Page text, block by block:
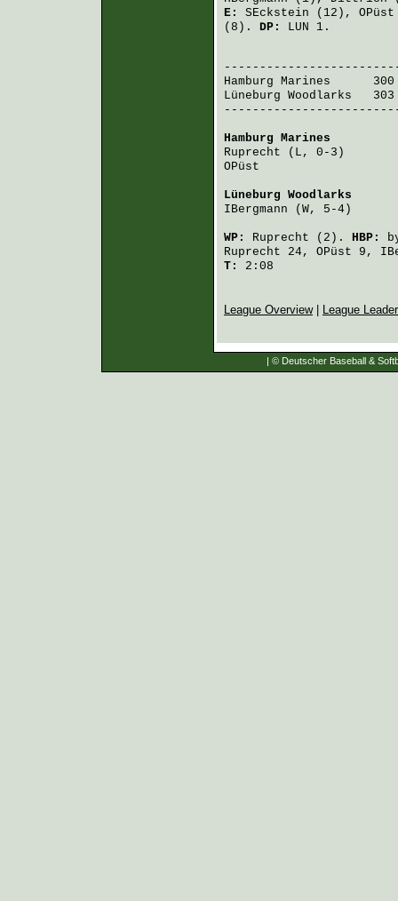
E: SEckstein (12), OPüst
(8). DP:
LUN 1.
Hamburg Marines
Lüneburg Woodlarks
Hamburg Marines
Ruprecht (L, 0-3)
OPüst
Lüneburg Woodlarks
IBergmann (W, 5-4)
WP: Ruprecht (2). HBP:
Ruprecht 24, OPüst 9,
T:
2:08
League Overview| League
| © Deutscher Baseball &